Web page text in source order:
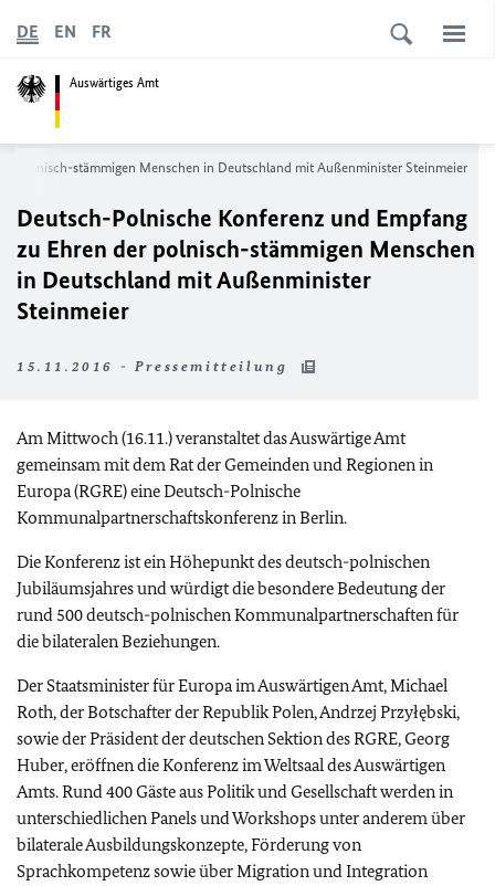
Auswärtiges Amt
DE EN FR
polnisch-stämmigen Menschen in Deutschland mit Außenminister Steinmeier
Deutsch-Polnische Konferenz und Empfang
zu Ehren der polnisch-stämmigen Menschen
in Deutschland mit Außenminister
Steinmeier
15.11.2016 - Pressemitteilung
Am Mittwoch (16.11.) veranstaltet das Auswärtige Amt
gemeinsam mit dem Rat der Gemeinden und Regionen in
Europa (RGRE) eine Deutsch-Polnische
Kommunalpartnerschaftskonferenz in Berlin.
Die Konferenz ist ein Höhepunkt des deutsch-polnischen
Jubiläumsjahres und würdigt die besondere Bedeutung der
rund 500 deutsch-polnischen Kommunalpartnerschaften für
die bilateralen Beziehungen.
Der Staatsminister für Europa im Auswärtigen Amt, Michael
Roth, der Botschafter der Republik Polen, Andrzej Przyłębski,
sowie der Präsident der deutschen Sektion des RGRE, Georg
Huber, eröffnen die Konferenz im Weltsaal des Auswärtigen
Amts. Rund 400 Gäste aus Politik und Gesellschaft werden in
unterschiedlichen Panels und Workshops unter anderem über
bilaterale Ausbildungskonzepte, Förderung von
Sprachkompetenz sowie über Migration und Integration